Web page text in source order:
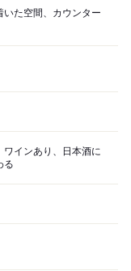
いた空間、カウンター
ワインあり、日本酒に
る